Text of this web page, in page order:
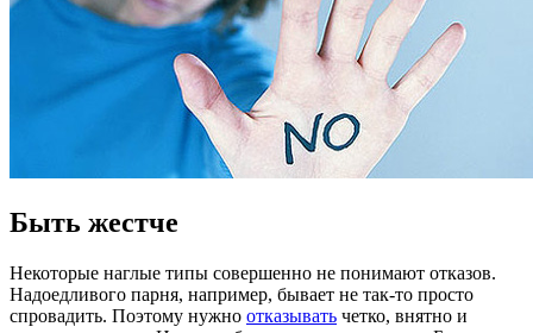
Быть жестче
Некоторые наглые типы совершенно не понимают отказов.
Надоедливого парня, например, бывает не так-то просто
спровадить. Поэтому нужно отказывать четко, внятно и